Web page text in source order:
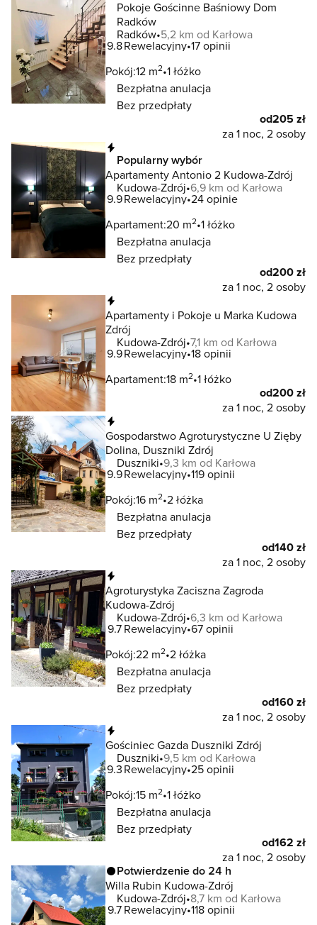
Pokoje Gościnne Baśniowy Dom
Radków
Radków 5,2 km od Karłowa
9.8Rewelacyjny 17 opinii
Pokój:12 m2 1 łóżko
Bezpłatna anulacja
Bez przedpłaty
od205 zł
za 1 noc, 2 osoby
Popularny wybór
Apartamenty Antonio 2 Kudowa-Zdrój
Kudowa-Zdrój 6,9 km od Karłowa
9.9Rewelacyjny 24 opinie
Apartament:20 m2 1 łóżko
Bezpłatna anulacja
Bez przedpłaty
od200 zł
za 1 noc, 2 osoby
Apartamenty i Pokoje u Marka Kudowa
Zdrój
Kudowa-Zdrój 7,1 km od Karłowa
9.9Rewelacyjny 18 opinii
Apartament:18 m2 1 łóżko
od200 zł
za 1 noc, 2 osoby
Gospodarstwo Agroturystyczne U Zięby
Dolina, Duszniki Zdrój
Duszniki 9,3 km od Karłowa
9.9Rewelacyjny 119 opinii
Pokój:16 m2 2 łóżka
Bezpłatna anulacja
Bez przedpłaty
od140 zł
za 1 noc, 2 osoby
Agroturystyka Zaciszna Zagroda
Kudowa-Zdrój
Kudowa-Zdrój 6,3 km od Karłowa
9.7Rewelacyjny 67 opinii
Pokój:22 m2 2 łóżka
Bezpłatna anulacja
Bez przedpłaty
od160 zł
za 1 noc, 2 osoby
Gościniec Gazda Duszniki Zdrój
Duszniki 9,5 km od Karłowa
9.3Rewelacyjny 25 opinii
Pokój:15 m2 1 łóżko
Bezpłatna anulacja
Bez przedpłaty
od162 zł
za 1 noc, 2 osoby
Potwierdzenie do 24 h
Willa Rubin Kudowa-Zdrój
Kudowa-Zdrój 8,7 km od Karłowa
9.7Rewelacyjny 118 opinii